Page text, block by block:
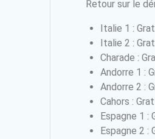
Retour sur le
Italie 1 :
Italie 2 :
Charade :
Andorre 1 :
Andorre 2 :
Cahors :
Espagne 1 :
Espagne 2 :